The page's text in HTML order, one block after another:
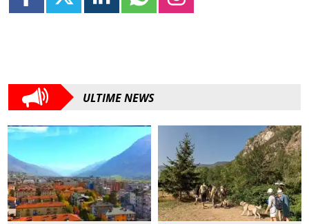
ULTIME NEWS